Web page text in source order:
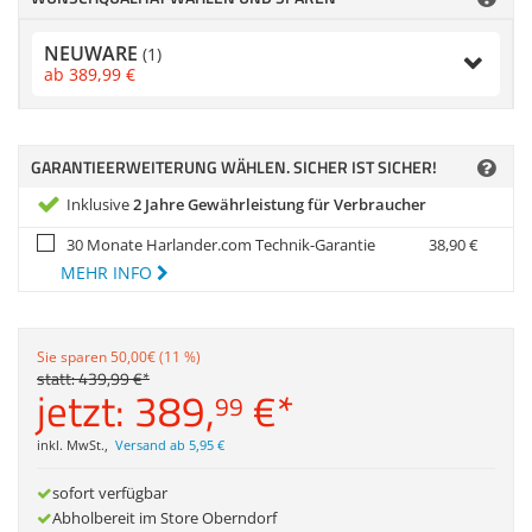
NEUWARE (1)
ab 389,99 €
GARANTIEERWEITERUNG WÄHLEN. SICHER IST SICHER!
Inklusive2 Jahre Gewährleistung für Verbraucher
30 Monate Harlander.com Technik-Garantie
38,90€
MEHR INFO
Sie sparen 50,00€ (11 %)
statt:439,99€*
jetzt: 389,99 €*
inkl. MwSt., Versand ab 5,95 €
sofort verfügbar
Abholbereit im Store Oberndorf